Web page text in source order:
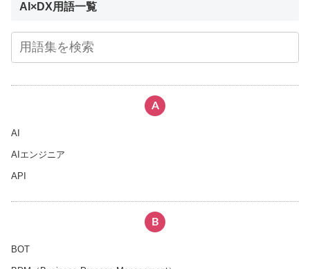
AI×DX用語一覧
A
AI
AIエンジニア
API
B
BOT